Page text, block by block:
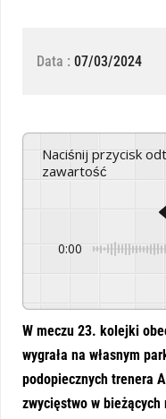
Data : 07/03/2024
Naciśnij przycisk odtwarzania, aby odsłuchać tę
zawartość
0:00
W meczu 23. kolejki
wygrała na własnym
podopiecznych trenera
zwycięstwo w bieżących